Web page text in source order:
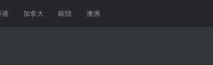
港 加拿大 歐陸 澳洲